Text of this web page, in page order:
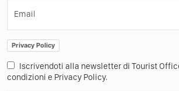
Email
Privacy Policy
Iscrivendoti alla newsletter di Tourist
condizioni e Privacy Policy.